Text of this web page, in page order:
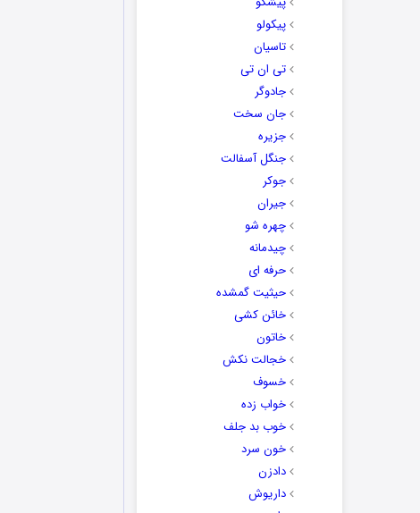
پیکولو
تاسیان
تی ان تی
جادوگر
جان سخت
جزیره
جنگل آسفالت
جوکر
جیران
چهره شو
چیدمانه
حرفه ای
حیثیت گمشده
خائن کشی
خاتون
خجالت نکش
خسوف
خواب زده
خوب بد جلف
خون سرد
دادزن
داریوش